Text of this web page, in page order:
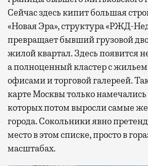
Сейчас здесь кипит большая
«Новая Эра», структура «РЖД-
превращает бывший грузовой
жилой квартал. Здесь появится
а полноценный кластер с
офисами и торговой галереей.
карте Москвы только намечались
которых потом выросли самые
города. Сокольники явно
место в этом списке, просто в
масштабах.